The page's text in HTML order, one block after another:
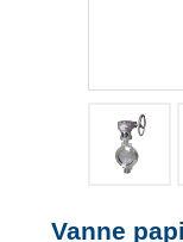
Vanne